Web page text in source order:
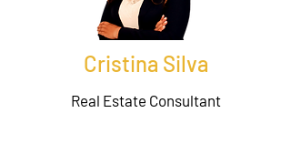
Cristina Silva
Real Estate Consultant